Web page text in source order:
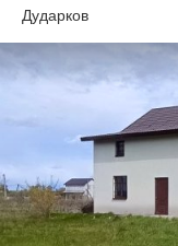
Двокамерні вікна з
електрика 15 кВт —
Розведена сантехніка
планування Будинок
65000 $ | Без комісії
Дударков